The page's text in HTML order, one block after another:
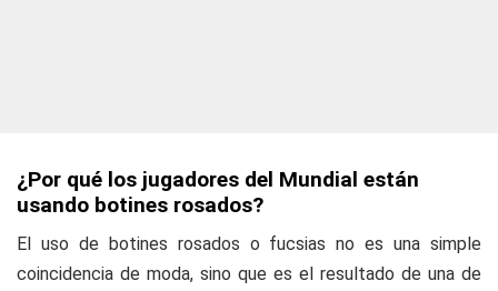
¿Por qué los jugadores del Mundial están
usando botines rosados?
El uso de botines rosados o fucsias no es una simple
coincidencia de moda, sino que es el resultado de una de